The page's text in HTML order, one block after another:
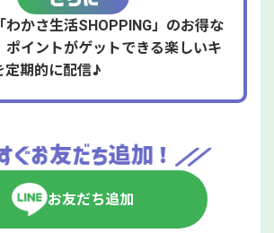
わかさ生活SHOPPING」のお得な
ポイントがゲットできる楽しいキ
定期的に配信♪
お友だち追加